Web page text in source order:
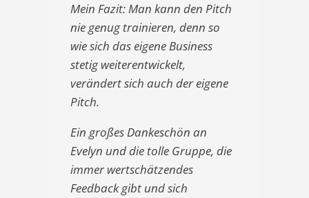
Mein Fazit: Man kann den Pitch
nie genug trainieren, denn so
wie sich das eigene Business
stetig weiterentwickelt,
verändert sich auch der eigene
Pitch.
Ein großes Dankeschön an
Evelyn und die tolle Gruppe, die
immer wertschätzendes
Feedback gibt und sich